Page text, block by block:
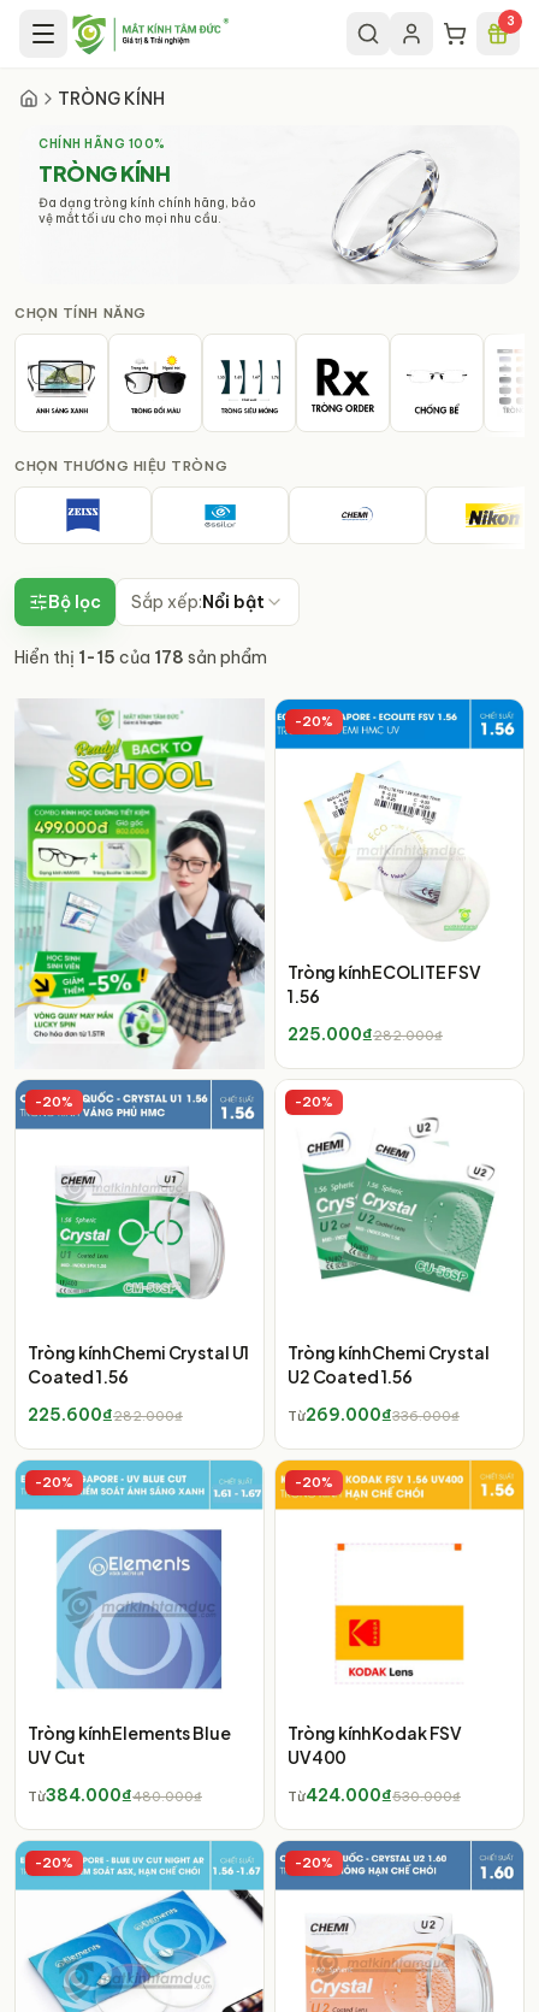
Chuyển đến nội dung chính 3
TRÒNG KÍNH
CHÍNH HÃNG 100%
TRÒNG KÍNH
Đa dạng tròng kính chính hãng, bảo
vệ mắt tối ưu cho mọi nhu cầu.
CHỌN TÍNH NĂNG
CHỌN THƯƠNG HIỆU TRÒNG
Bộ lọc Sắp xếp:Nổi bật
Hiển thị 1-15 của 178 sản phẩm
-20%
Tròng kính ECOLITE FSV
1.56
225.000₫282.000₫
-20%
Tròng kính Chemi Crystal U1
Coated 1.56
225.600₫282.000₫
-20%
Tròng kính Chemi Crystal
U2 Coated 1.56
Từ269.000₫336.000₫
-20%
Tròng kính Elements Blue
UV Cut
Từ384.000₫480.000₫
-20%
Tròng kính Kodak FSV
UV400
Từ424.000₫530.000₫
-20% -20%